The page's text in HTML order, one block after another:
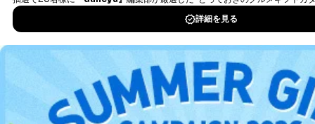
ご本人様が委任状に捺印し、捺印した印鑑の印鑑登
録証明書を添付してください。
代理人様が親権者などの法定代理人の場合は、委任
状に代えて、ご本人様との関係がわかる戸籍謄本も
しくは抄本、または住民票をご提出いただくことも
代理人本人であることを確認するための書類
下記書類のうち、いずれかを同封してください。
（本籍地を塗りつぶしたものをご用意下さい。）
DOWNLOAD FOR IOS
DOWNLOAD FOR ANDROID
ご利用方法はこちら